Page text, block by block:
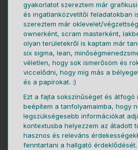
gyakorlatot szereztem már
és ingatlanközvetítői feladatokban
szereztem már oklevelet/
ownerként, scram masterként,
olyan területekről is kaptam már
six sigma, lean,
véletlen, hogy sok ismerősöm és
viccelődni, hogy míg más a
és a papírokat. :)
Ezt a fajta sokszínűséget és átfogó
beépítem a tanfolyamaimba, hogy
legszükségesebb információkat
kontextusba helyezzem az átadott
hasznos és releváns
fenntartani a hallgató érdeklődését.